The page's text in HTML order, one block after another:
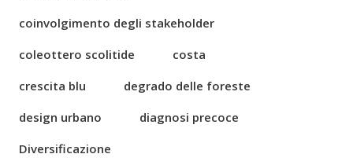
coinvolgimento degli stakeholder
coleottero scolitide
costa
crescita blu
degrado delle foreste
design urbano
diagnosi precoce
Diversificazione